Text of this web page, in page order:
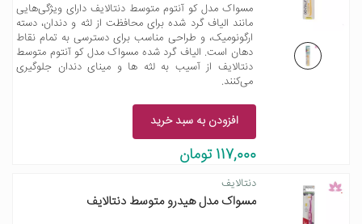
مسواک مدل کو آنتوم متوسط دنتالایف دارای ویژگی‌هایی
مانند الیاف گرد شده برای محافظت از لثه و دندان، دسته
ارگونومیک، و طراحی مناسب برای دسترسی به تمام نقاط
دهان است. الیاف گرد شده مسواک مدل کو آنتوم متوسط
دنتالایف از آسیب به لثه‌ ها و مینای دندان جلوگیری
می‌کنند.
افزودن به سبد خرید
117,000 تومان
دنتالایف
مسواک مدل هیدرو متوسط دنتالایف